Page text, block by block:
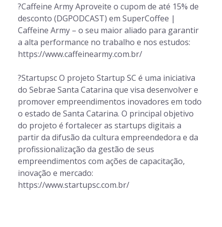
?Caffeine Army Aproveite o cupom de até 15% de
desconto (DGPODCAST) em SuperCoffee |
Caffeine Army – o seu maior aliado para garantir
a alta performance no trabalho e nos estudos:
https://www.caffeinearmy.com.br/​​​​​​​​
?Startupsc O projeto Startup SC é uma iniciativa
do Sebrae Santa Catarina que visa desenvolver e
promover empreendimentos inovadores em todo
o estado de Santa Catarina. O principal objetivo
do projeto é fortalecer as startups digitais a
partir da difusão da cultura empreendedora e da
profissionalização da gestão de seus
empreendimentos com ações de capacitação,
inovação e mercado:
https://www.startupsc.com.br/​​​​​​​​